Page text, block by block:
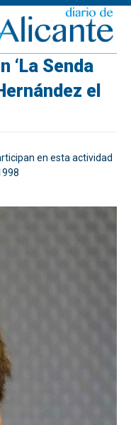
‘La Senda
el
en esta actividad